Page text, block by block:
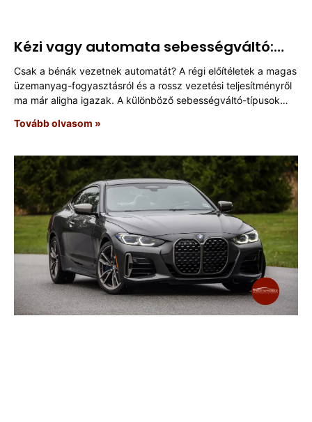
Kézi vagy automata sebességváltó:
melyik a jobb?
Csak a bénák vezetnek automatát? A régi előítéletek a magas
üzemanyag-fogyasztásról és a rossz vezetési teljesítményről
ma már aligha igazak. A különböző sebességváltó-típusok
Tovább olvasom »